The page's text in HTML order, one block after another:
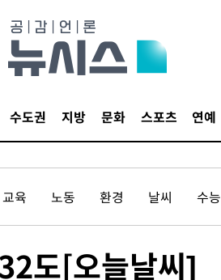
수도권 지방 문화 스포츠 연예
교육 노동 환경 날씨 수능
도[오늘날씨]